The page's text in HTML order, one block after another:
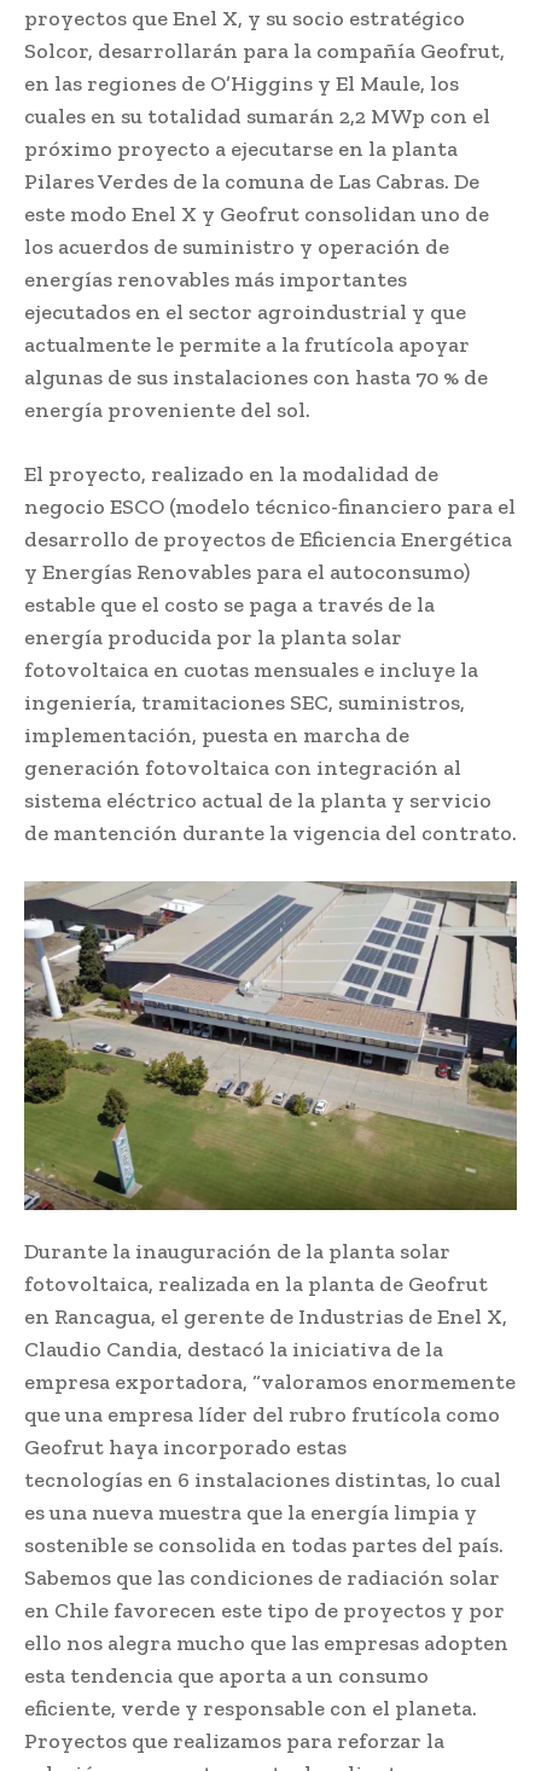
proyectos que Enel X, y su socio estratégico
Solcor, desarrollarán para la compañía Geofrut,
en las regiones de O’Higgins y El Maule, los
cuales en su totalidad sumarán 2,2 MWp con el
próximo proyecto a ejecutarse en la planta
Pilares Verdes de la comuna de Las Cabras. De
este modo Enel X y Geofrut consolidan uno de
los acuerdos de suministro y operación de
energías renovables más importantes
ejecutados en el sector agroindustrial y que
actualmente le permite a la frutícola apoyar
algunas de sus instalaciones con hasta 70 % de
energía proveniente del sol.
El proyecto, realizado en la modalidad de
negocio ESCO (modelo técnico-financiero para el
desarrollo de proyectos de Eficiencia Energética
y Energías Renovables para el autoconsumo)
estable que el costo se paga a través de la
energía producida por la planta solar
fotovoltaica en cuotas mensuales e incluye la
ingeniería, tramitaciones SEC, suministros,
implementación, puesta en marcha de
generación fotovoltaica con integración al
sistema eléctrico actual de la planta y servicio
de mantención durante la vigencia del contrato.
Durante la inauguración de la planta solar
fotovoltaica, realizada en la planta de Geofrut
en Rancagua, el gerente de Industrias de Enel X,
Claudio Candia, destacó la iniciativa de la
empresa exportadora, “valoramos enormemente
que una empresa líder del rubro frutícola como
Geofrut haya incorporado estas
tecnologías en 6 instalaciones distintas, lo cual
es una nueva muestra que la energía limpia y
sostenible se consolida en todas partes del país.
Sabemos que las condiciones de radiación solar
en Chile favorecen este tipo de proyectos y por
ello nos alegra mucho que las empresas adopten
esta tendencia que aporta a un consumo
eficiente, verde y responsable con el planeta.
Proyectos que realizamos para reforzar la